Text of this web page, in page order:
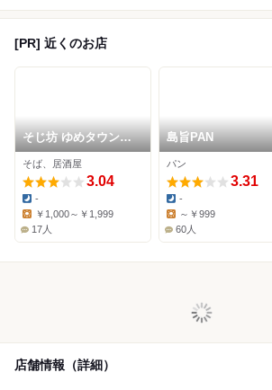
[PR] 近くのお店
そじ坊 ゆめタウン廿
日市店
そば、居酒屋
3.04
Dinner:
-
Lunch:
￥1,000～￥1,999
17人
島旨PAN
パン
3.31
Dinner:
-
Lunch:
～￥999
60人
店舗情報（詳細）